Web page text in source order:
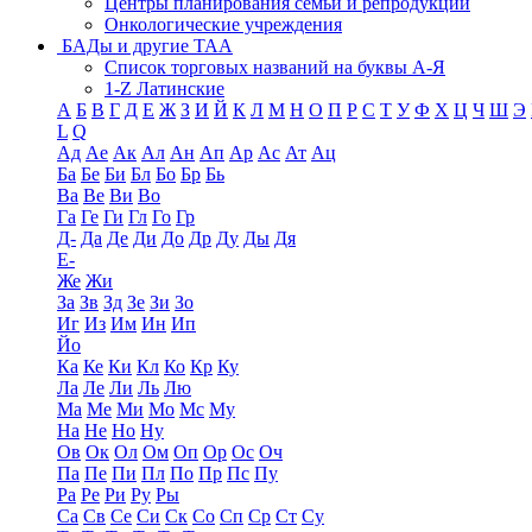
Онкологические учреждения
БАДы и другие ТАА
Список торговых названий на буквы А-Я
1-Z Латинские
А Б В Г Д Е Ж З И Й К Л М Н О П Р С Т У Ф Х Ц Ч Ш Э
L Q
Ад Ае Ак Ал Ан Ап Ар Ас Ат Ац
Ба Бе Би Бл Бо Бр Бь
Ва Ве Ви Во
Га Ге Ги Гл Го Гр
Д- Да Де Ди До Др Ду Ды Дя
Е-
Же Жи
За Зв Зд Зе Зи Зо
Иг Из Им Ин Ип
Йо
Ка Ке Ки Кл Ко Кр Ку
Ла Ле Ли Ль Лю
Ма Ме Ми Мо Мс Му
На Не Но Ну
Ов Ок Ол Ом Оп Ор Ос Оч
Па Пе Пи Пл По Пр Пс Пу
Ра Ре Ри Ру Ры
Са Св Се Си Ск Со Сп Ср Ст Су